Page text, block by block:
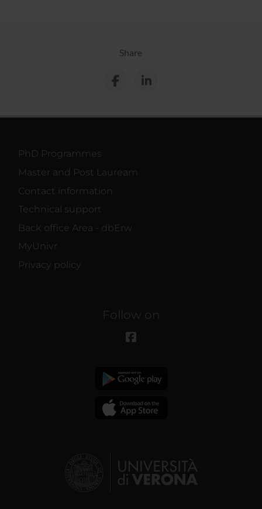
Share
PhD Programmes
Master and Post Lauream
Contact information
Technical support
Back office Area - dbErw
MyUnivr
Privacy policy
Follow on